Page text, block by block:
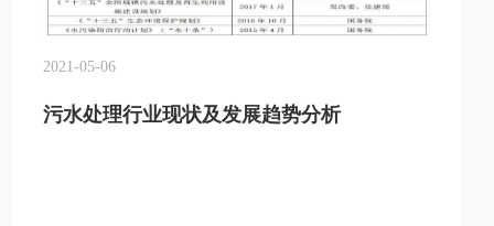
2021-05-06
污水处理行业现状及发展趋势分析